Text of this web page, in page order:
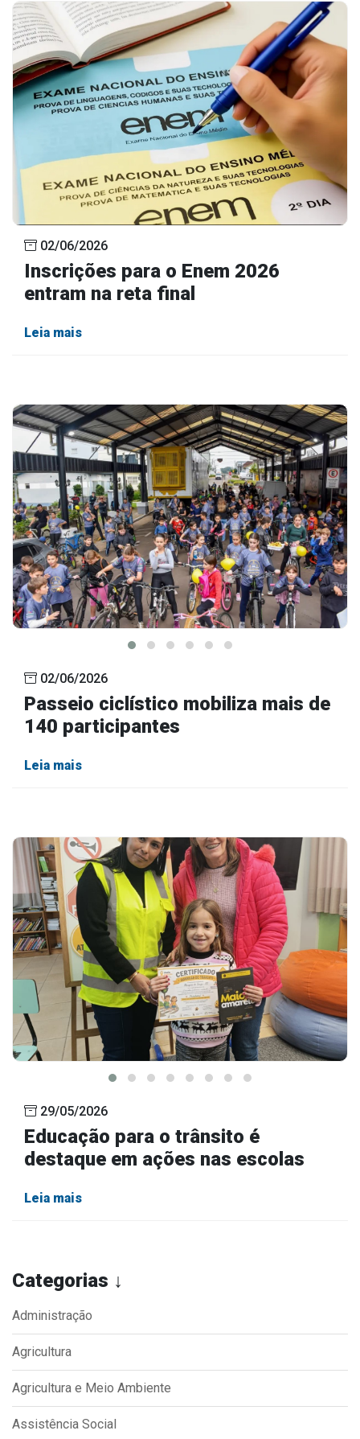
Categorias ↓
Administração
Agricultura
Agricultura e Meio Ambiente
Assistência Social
02/06/2026
Inscrições para o Enem 2026
entram na reta final
Leia mais
02/06/2026
Passeio ciclístico mobiliza mais de
140 participantes
Leia mais
29/05/2026
Educação para o trânsito é
destaque em ações nas escolas
Leia mais